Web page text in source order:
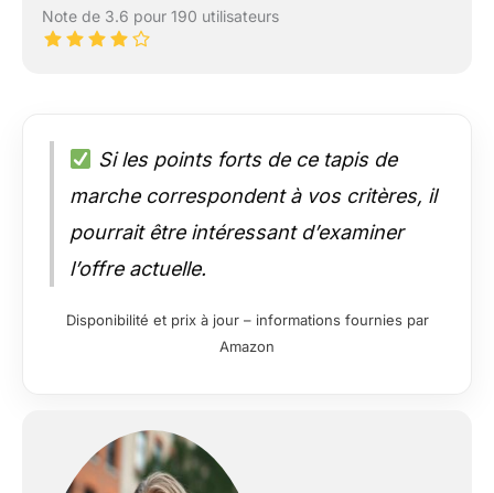
Note de 3.6 pour 190 utilisateurs
Si les points forts de ce tapis de
marche correspondent à vos critères, il
pourrait être intéressant d’examiner
l’offre actuelle.
Disponibilité et prix à jour – informations fournies par
Amazon